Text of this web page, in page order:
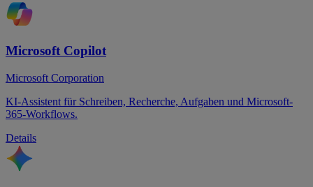
Microsoft Copilot
Microsoft Corporation
KI-Assistent für Schreiben, Recherche, Aufgaben und Microsoft-
365-Workflows.
Details